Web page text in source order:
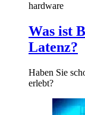
hardware
Was ist
Latenz?
Haben Sie
erlebt?